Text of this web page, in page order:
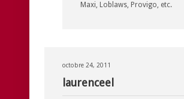
Maxi, Loblaws, Provigo, etc.
octobre 24, 2011
laurenceel